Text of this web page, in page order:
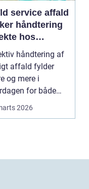
service affald
håndtering
hos
håndtering af
affald fylder
og mere i
for både
2026